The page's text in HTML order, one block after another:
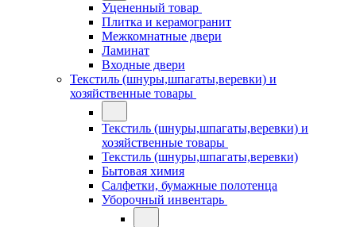
Уцененный товар
Плитка и керамогранит
Межкомнатные двери
Ламинат
Входные двери
Текстиль (шнуры,шпагаты,веревки) и
хозяйственные товары
Текстиль (шнуры,шпагаты,веревки) и
хозяйственные товары
Текстиль (шнуры,шпагаты,веревки)
Бытовая химия
Салфетки, бумажные полотенца
Уборочный инвентарь